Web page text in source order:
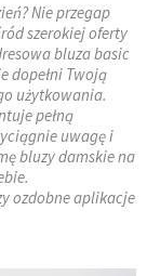
Nie przegap
szerokiej oferty
bluza basic
dopełni Twoją
użytkowania.
pełną
uwagę i
bluzy damskie na
ozdobne aplikacje